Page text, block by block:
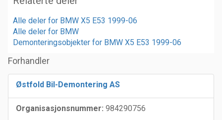
Alle deler for BMW X5 E53 1999-06
Alle deler for BMW
Demonteringsobjekter for BMW X5 E53 1999-06
Forhandler
Østfold Bil-Demontering AS
Organisasjonsnummer: 984290756